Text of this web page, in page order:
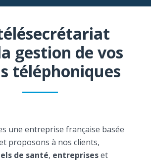
gestion de vos
téléphoniques
une entreprise française basée
proposons à nos clients,
de santé, entrepriseset